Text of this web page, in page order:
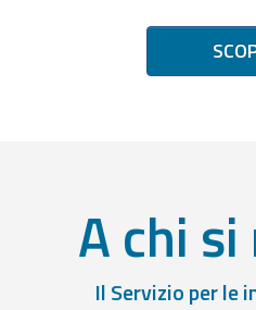
A chi
Il Servizio per le